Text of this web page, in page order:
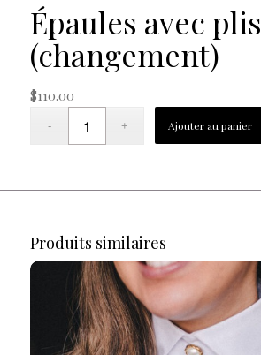
Épaules avec plis
(changement)
$110.00
Ajouter au panier
Produits similaires